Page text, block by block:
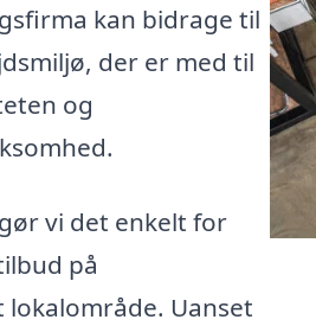
kan bidrage til
der er med til
og
vi det enkelt for
på
Uanset